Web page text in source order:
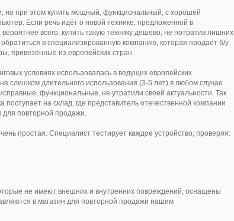
но при этом купить мощный, функциональный, с хорошей
Если речь идёт о новой технике, предложенной в
всего, купить такую технику дешево, не потратив лишних
в специализированную компанию, которая продаёт б/у
привезённые из европейских стран.
условиях использовалась в ведущих европейских
слишком длительного использования (3-5 лет) в любом случае
функциональные, не утратили своей актуальности. Так
поступает на склад, где представитель отечественной компании
повторной продажи.
простая. Специалист тестирует каждое устройство, проверяя:
не имеют внешних и внутренних повреждений, оснащены
в магазин для повторной продажи нашим